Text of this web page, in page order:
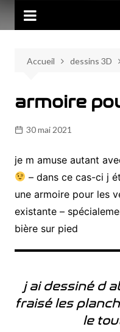
Accueil dessins 3D
armoire
30 mai 2021
je m amuse autant
– dans ce cas-ci j
une armoire pour les
existante –
bière sur pied
j ai dessiné d
fraisé les
le